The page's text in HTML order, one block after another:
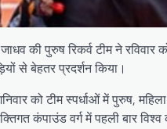
की पुरुष रिकर्व टीम ने रविवार
से बेहतर प्रदर्शन किया।
को टीम स्पर्धाओं में पुरुष,
कंपाउंड वर्ग में पहली बार